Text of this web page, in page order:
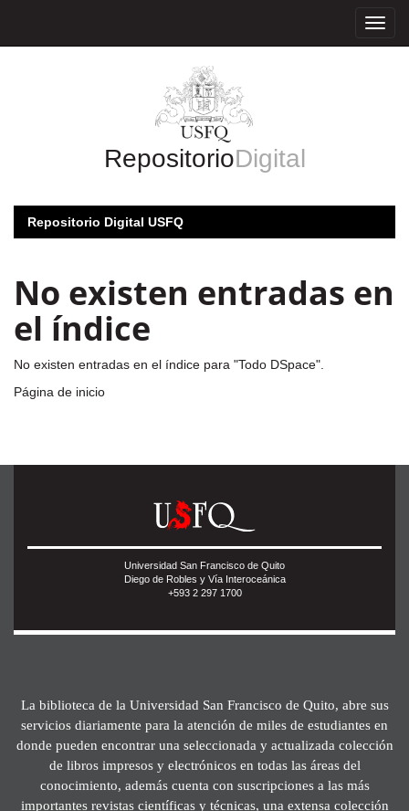
RepositorioDigital
Repositorio Digital USFQ
No existen entradas en
el índice
No existen entradas en el índice para "Todo DSpace".
Página de inicio
Universidad San Francisco de Quito
Diego de Robles y Vía Interoceánica
+593 2 297 1700
La biblioteca de la Universidad San Francisco de Quito, abre sus
servicios diariamente para la atención de miles de estudiantes en
donde pueden encontrar una seleccionada y actualizada colección
de libros impresos y electrónicos en todas las áreas del
conocimiento, además cuenta con suscripciones a las más
importantes revistas científicas y técnicas, una extensa colección